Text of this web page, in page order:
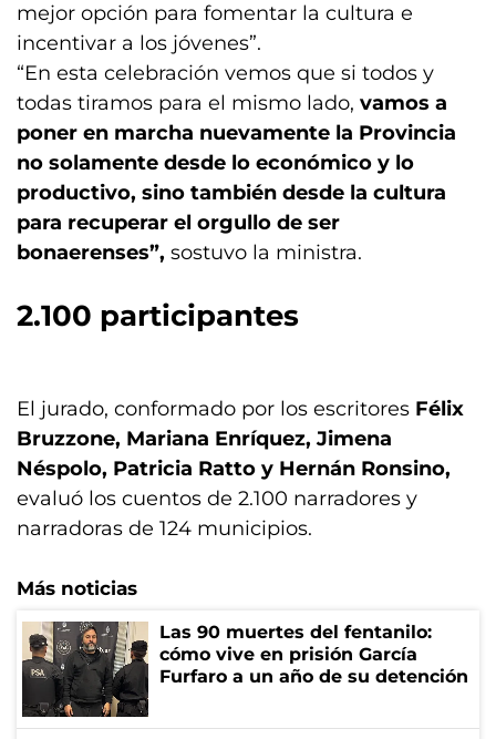
mejor opción para fomentar la cultura e
incentivar a los jóvenes”.
“En esta celebración vemos que si todos y
todas tiramos para el mismo lado, vamos a
poner en marcha nuevamente la Provincia
no solamente desde lo económico y lo
productivo, sino también desde la cultura
para recuperar el orgullo de ser
bonaerenses”, sostuvo la ministra.
2.100 participantes
El jurado, conformado por los escritores Félix
Bruzzone, Mariana Enríquez, Jimena
Néspolo, Patricia Ratto y Hernán Ronsino,
evaluó los cuentos de 2.100 narradores y
narradoras de 124 municipios.
Más noticias
Las 90 muertes del fentanilo:
cómo vive en prisión García
Furfaro a un año de su detención